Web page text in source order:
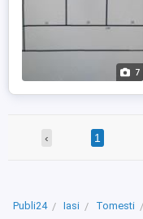
7
‹ 1
Publi24 Iasi Tomesti